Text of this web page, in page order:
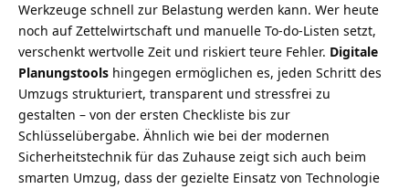
Werkzeuge schnell zur Belastung werden kann. Wer heute
noch auf Zettelwirtschaft und manuelle To-do-Listen setzt,
verschenkt wertvolle Zeit und riskiert teure Fehler. Digitale
Planungstools hingegen ermöglichen es, jeden Schritt des
Umzugs strukturiert, transparent und stressfrei zu
gestalten – von der ersten Checkliste bis zur
Schlüsselübergabe. Ähnlich wie bei der modernen
Sicherheitstechnik für das Zuhause zeigt sich auch beim
smarten Umzug, dass der gezielte Einsatz von Technologie